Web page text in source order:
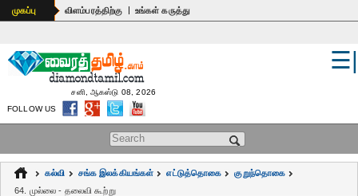
உலகம்
பொதுஅறிவு
கல்வி
ஆன்மிகம்
முகப்பு விளம்பரத்திற்கு | உங்கள் கருத்து
Search form
☰|
சனி, ஆகஸ்டு 08, 2026
FOLLOW US
கல்வி சங்க இலக்கியங்கள் எட்டுத்தொகை
குறுந்தொகை
64. முல்லை - தலைவி கூற்று